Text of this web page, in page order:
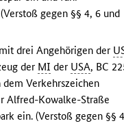
gegen §§ 4, 6 und
drei Angehörigen der
der MI der USA, BC
Verkehrszeichen
Alfred-Kowalke-Straße
ein. (Verstoß gegen §§